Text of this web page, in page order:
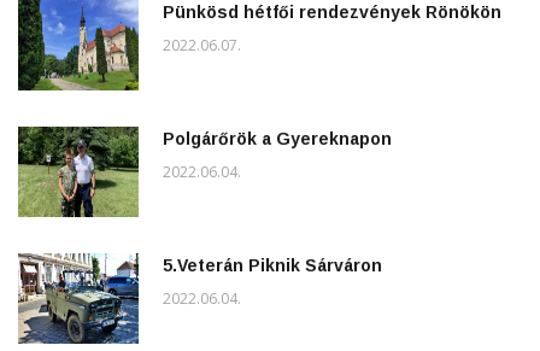
Pünkösd hétfői rendezvények Rönökön
2022.06.07.
Polgárőrök a Gyereknapon
2022.06.04.
5.Veterán Piknik Sárváron
2022.06.04.